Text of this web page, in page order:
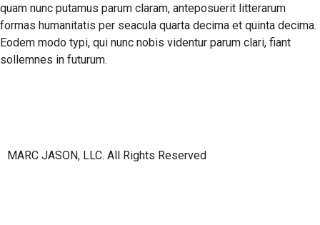
quam nunc putamus parum claram, anteposuerit litterarum
formas humanitatis per seacula quarta decima et quinta decima.
Eodem modo typi, qui nunc nobis videntur parum clari, fiant
sollemnes in futurum.
MARC JASON, LLC. All Rights Reserved